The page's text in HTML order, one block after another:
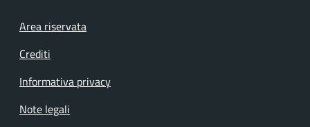
Footer menu
Area riservata
Crediti
Informativa privacy
Note legali